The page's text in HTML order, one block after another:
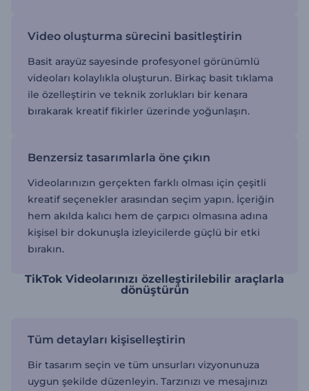
Video oluşturma sürecini basitleştirin
Basit arayüz sayesinde profesyonel görünümlü
videoları kolaylıkla oluşturun. Birkaç basit tıklama
ile özelleştirin ve teknik zorlukları bir kenara
bırakarak kreatif fikirler üzerinde yoğunlaşın.
Benzersiz tasarımlarla öne çıkın
Videolarınızın gerçekten farklı olması için çeşitli
kreatif seçenekler arasından seçim yapın. İçeriğin
hem akılda kalıcı hem de çarpıcı olmasına adına
kişisel bir dokunuşla izleyicilerde güçlü bir etki
bırakın.
TikTok Videolarınızı özelleştirilebilir araçlarla
dönüştürün
Tüm detayları kişiselleştirin
Bir tasarım seçin ve tüm unsurları vizyonunuza
uygun şekilde düzenleyin. Tarzınızı ve mesajınızı